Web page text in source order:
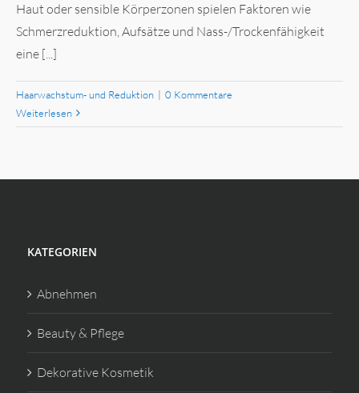
Haut oder sensible Körperzonen spielen Faktoren wie
Schmerzreduktion, Aufsätze und Nass-/Trockenfähigkeit
eine [...]
Haarwachstum- und Reduktion | 0 Kommentare
Weiterlesen
KATEGORIEN
Abnehmen
Beauty & Pflege
Dekorative Kosmetik